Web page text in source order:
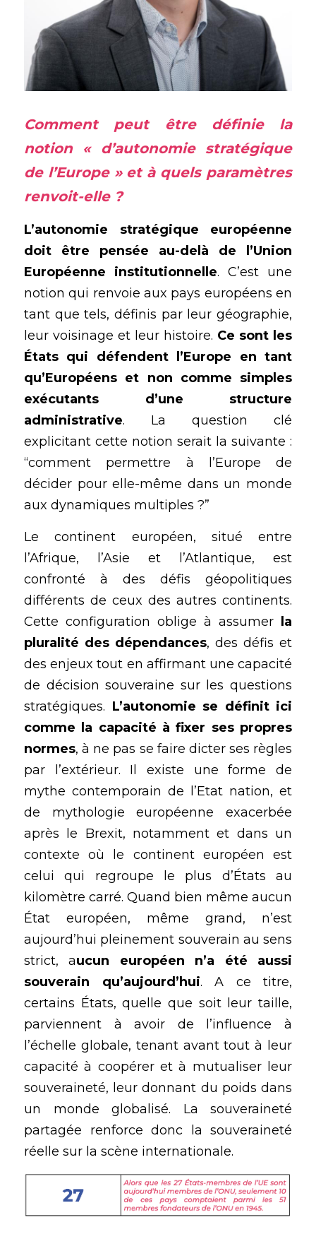
Comment peut être définie la
notion « d’autonomie stratégique
de l’Europe » et à quels paramètres
renvoit-elle ?
L’autonomie stratégique européenne
doit être pensée au-delà de l’Union
Européenne institutionnelle. C’est une
notion qui renvoie aux pays européens en
tant que tels, définis par leur géographie,
leur voisinage et leur histoire. Ce sont les
États qui défendent l’Europe en tant
qu’Européens et non comme simples
exécutants d’une structure
administrative. La question clé
explicitant cette notion serait la suivante :
“comment permettre à l’Europe de
décider pour elle-même dans un monde
aux dynamiques multiples ?”
Le continent européen, situé entre
l’Afrique, l’Asie et l’Atlantique, est
confronté à des défis géopolitiques
différents de ceux des autres continents.
Cette configuration oblige à assumer
la
pluralité des dépendances, des défis et
des enjeux tout en affirmant une capacité
de décision souveraine sur les questions
stratégiques. L’autonomie se définit ici
comme la capacité à fixer ses propres
normes, à ne pas se faire dicter ses règles
par l’extérieur. Il existe une forme de
mythe contemporain de l’Etat nation, et
de mythologie européenne exacerbée
après le Brexit, notamment et dans un
contexte où le continent européen est
celui qui regroupe le plus d’États au
kilomètre carré. Quand bien même aucun
État européen, même grand, n’est
aujourd’hui pleinement souverain au sens
strict, aucun européen n’a été aussi
souverain qu’aujourd’hui. A ce titre,
certains États, quelle que soit leur taille,
parviennent à avoir de l’influence à
l’échelle globale, tenant avant tout à leur
capacité à coopérer et à mutualiser leur
souveraineté, leur donnant du poids dans
un monde globalisé. La souveraineté
partagée renforce donc la souveraineté
réelle sur la scène internationale.